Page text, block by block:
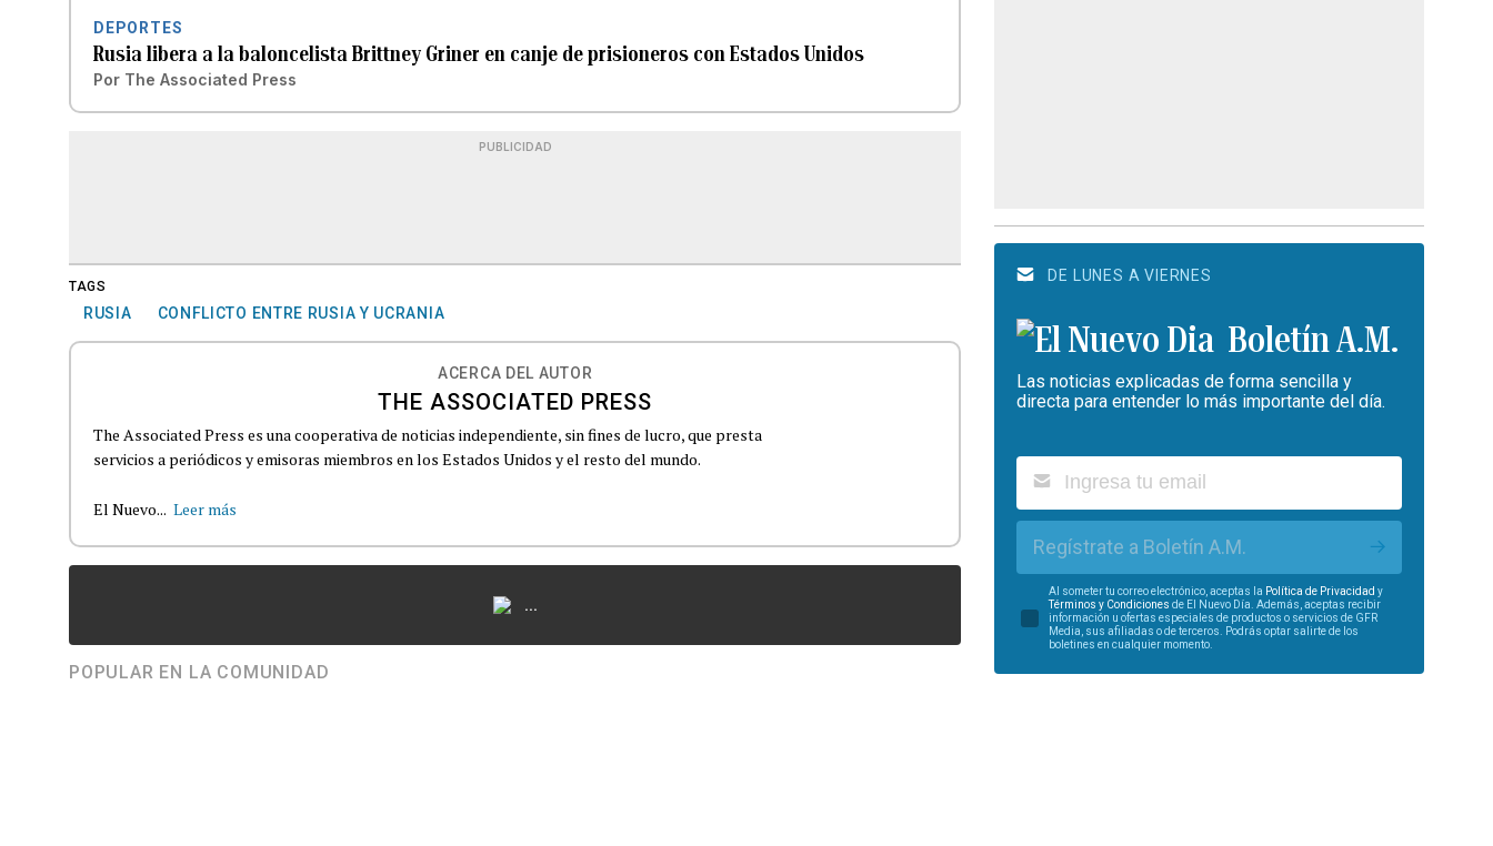
DEPORTES
Rusia libera a la baloncelista Brittney Griner en canje de prisioneros con Estados Unidos
Por The Associated Press
PUBLICIDAD
TAGS
RUSIA CONFLICTO ENTRE RUSIA Y UCRANIA
ACERCA DEL AUTOR
THE ASSOCIATED PRESS
The Associated Press es una cooperativa de noticias independiente, sin fines de lucro, que presta
servicios a periódicos y emisoras miembros en los Estados Unidos y el resto del mundo.
El Nuevo... Leer más
...
POPULAR EN LA COMUNIDAD
DE LUNES A VIERNES
Boletín A.M.
Las noticias explicadas de forma sencilla y
directa para entender lo más importante del día.
Regístrate a Boletín A.M.
Al someter tu correo electrónico, aceptas la Política de Privacidad y
Términos y Condiciones de El Nuevo Día. Además, aceptas recibir
información u ofertas especiales de productos o servicios de GFR
Media, sus afiliadas o de terceros. Podrás optar salirte de los
boletines en cualquier momento.